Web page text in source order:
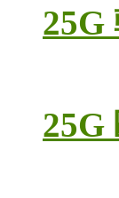
25G
25G